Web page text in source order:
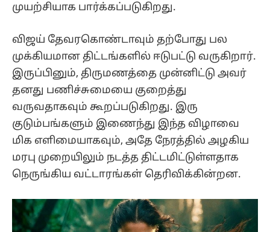
முயற்சியாக பார்க்கப்படுகிறது.
விஜய் தேவரகொண்டாவும் தற்போது பல
முக்கியமான திட்டங்களில் ஈடுபட்டு வருகிறார்.
இருப்பினும், திருமணத்தை முன்னிட்டு அவர்
தனது பணிச்சுமையை குறைத்து
வருவதாகவும் கூறப்படுகிறது. இரு
குடும்பங்களும் இணைந்து இந்த விழாவை
மிக எளிமையாகவும், அதே நேரத்தில் அழகிய
மரபு முறையிலும் நடத்த திட்டமிட்டுள்ளதாக
நெருங்கிய வட்டாரங்கள் தெரிவிக்கின்றன.